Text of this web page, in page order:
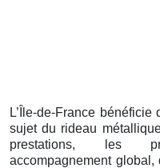
L’Île-de-France
sujet du rideau
prestations, les
accompagnement